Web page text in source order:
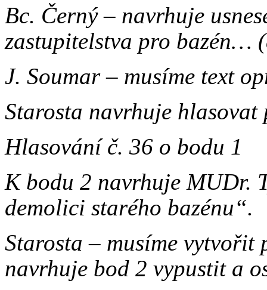
Bc. Černý – navrhuje
zastupitelstva pro bazén…
J. Soumar – musíme text
Starosta navrhuje hlasovat
Hlasování č. 36 o bodu
K bodu 2 navrhuje MUDr.
demolici starého bazénu“.
Starosta – musíme
navrhuje bod 2 vypustit a